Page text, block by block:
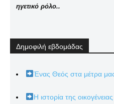
ηγετικό ρόλο..
Δημοφιλή εβδομάδας
Ένας Θεός στα μέτρα
Η ιστορία της